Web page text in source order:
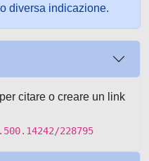
diversa indicazione.
citare o creare un link
228795